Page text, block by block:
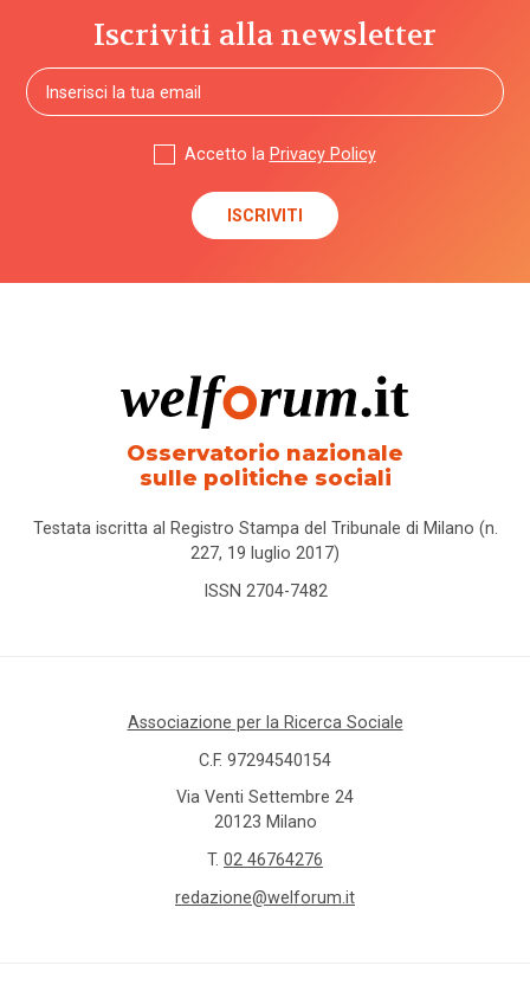
Iscriviti alla newsletter
Accetto la Privacy Policy
Osservatorio nazionale
sulle politiche sociali
Testata iscritta al Registro Stampa del Tribunale di Milano (n.
227, 19 luglio 2017)
ISSN 2704-7482
Associazione per la Ricerca Sociale
C.F. 97294540154
Via Venti Settembre 24
20123 Milano
T. 02 46764276
redazione@welforum.it